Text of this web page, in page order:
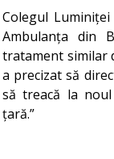
Colegul
Ambulanța din
tratament similar
a precizat să
să treacă la noul
țară.”